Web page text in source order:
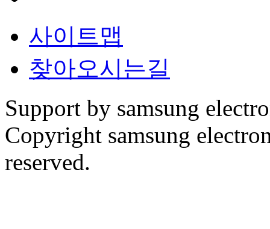
사이트맵
찾아오시는길
Support by samsung
Copyright samsung
reserved.